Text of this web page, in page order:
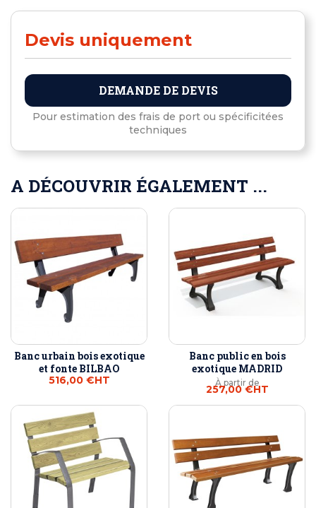
Devis uniquement
DEMANDE DE DEVIS
Pour estimation des frais de port ou spécificitées
techniques
A DÉCOUVRIR ÉGALEMENT ...
Banc urbain bois exotique
et fonte BILBAO
516,00 €HT
Banc public en bois
exotique MADRID
À partir de
257,00 €HT